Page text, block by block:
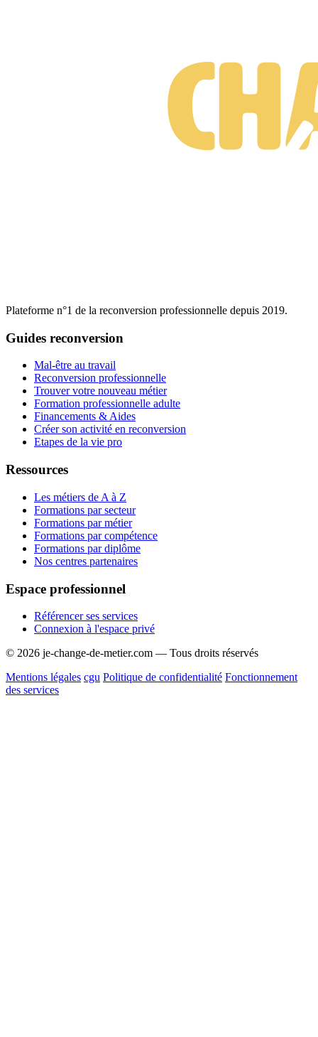
Plateforme n°1 de la reconversion professionnelle depuis 2019.
Guides reconversion
Mal-être au travail
Reconversion professionnelle
Trouver votre nouveau métier
Formation professionnelle adulte
Financements & Aides
Créer son activité en reconversion
Etapes de la vie pro
Ressources
Les métiers de A à Z
Formations par secteur
Formations par métier
Formations par compétence
Formations par diplôme
Nos centres partenaires
Espace professionnel
Référencer ses services
Connexion à l'espace privé
© 2026 je-change-de-metier.com — Tous droits réservés
Mentions légales cgu Politique de confidentialité Fonctionnement
des services